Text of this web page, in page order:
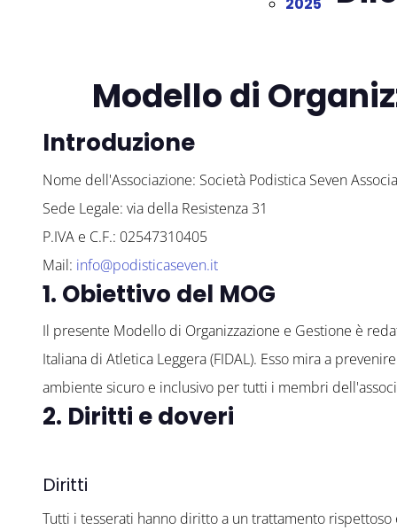
Modello di
Introduzione
Nome dell'Associazione: Società Podistica Seven
Sede Legale: via della Resistenza 31
P.IVA e C.F.: 02547310405
Mail: info@podisticaseven.it
1. Obiettivo del MOG
Il presente Modello di Organizzazione e Gestione è
Italiana di Atletica Leggera (FIDAL). Esso mira a
ambiente sicuro e inclusivo per tutti i membri
2. Diritti e doveri
Diritti
Tutti i tesserati hanno diritto a un trattamento